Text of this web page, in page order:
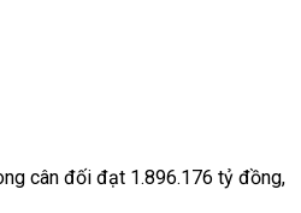
cân đối đạt 1.896.176 tỷ đồng,